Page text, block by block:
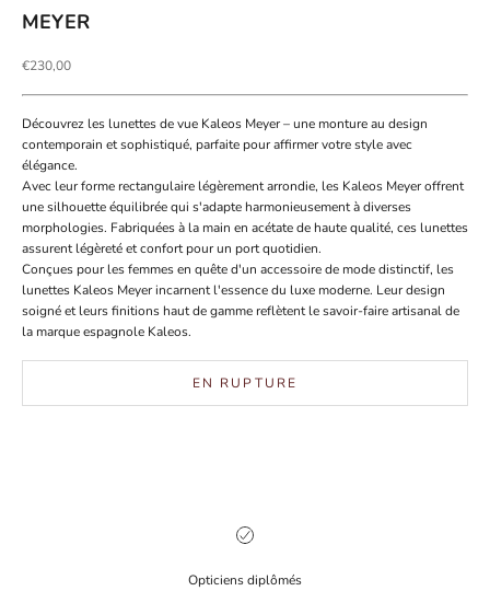
MEYER
Prix de vente
€230,00
Découvrez les lunettes de vue Kaleos Meyer – une monture au design
contemporain et sophistiqué, parfaite pour affirmer votre style avec
élégance.
Avec leur forme rectangulaire légèrement arrondie, les Kaleos Meyer offrent
une silhouette équilibrée qui s'adapte harmonieusement à diverses
morphologies. Fabriquées à la main en acétate de haute qualité, ces lunettes
assurent légèreté et confort pour un port quotidien.
Conçues pour les femmes en quête d'un accessoire de mode distinctif, les
lunettes Kaleos Meyer incarnent l'essence du luxe moderne. Leur design
soigné et leurs finitions haut de gamme reflètent le savoir-faire artisanal de
la marque espagnole Kaleos.
EN RUPTURE
Opticiens diplômés